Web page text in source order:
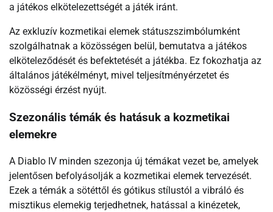
a játékos elkötelezettségét a játék iránt.
Az exkluzív kozmetikai elemek státuszszimbólumként
szolgálhatnak a közösségen belül, bemutatva a játékos
elköteleződését és befektetését a játékba. Ez fokozhatja az
általános játékélményt, mivel teljesítményérzetet és
közösségi érzést nyújt.
Szezonális témák és hatásuk a kozmetikai
elemekre
A Diablo IV minden szezonja új témákat vezet be, amelyek
jelentősen befolyásolják a kozmetikai elemek tervezését.
Ezek a témák a sötéttől és gótikus stílustól a vibráló és
misztikus elemekig terjedhetnek, hatással a kinézetek,